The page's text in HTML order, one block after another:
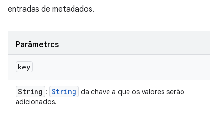
entradas de metadados.
Parâmetros
key
String : String da chave a que os valores serão
adicionados.